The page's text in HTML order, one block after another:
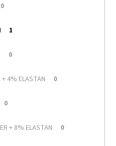
0
1
0
4% ELASTAN 0
0
+ 8% ELASTAN 0